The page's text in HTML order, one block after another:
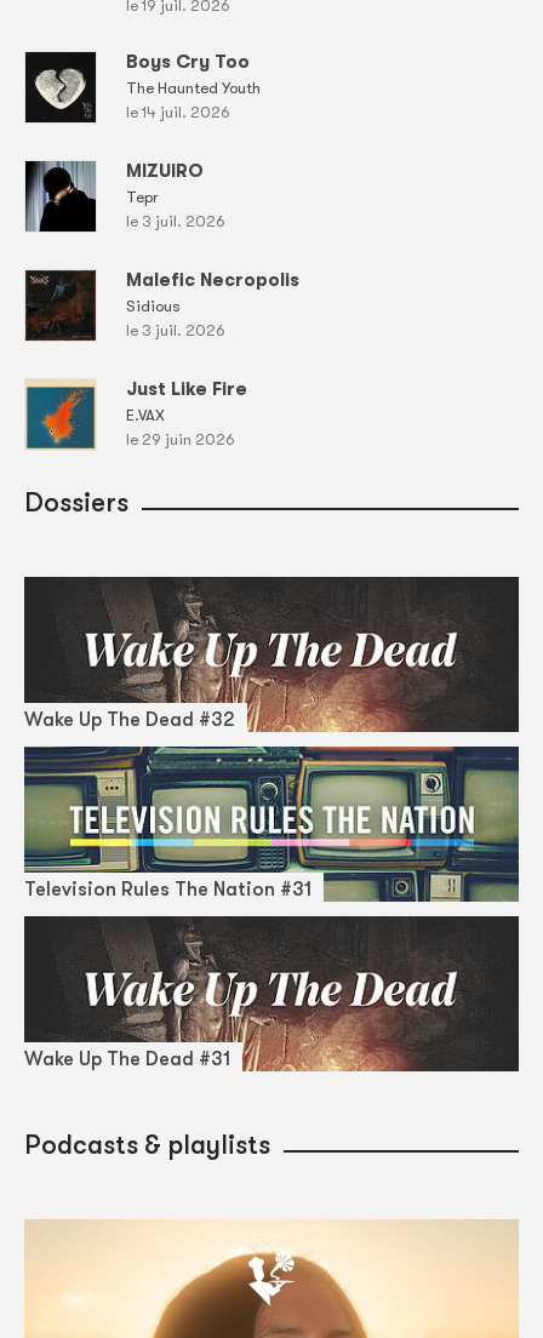
le 19 juil. 2026
Boys Cry Too
The Haunted Youth
le 14 juil. 2026
MIZUIRO
Tepr
le 3 juil. 2026
Malefic Necropolis
Sidious
le 3 juil. 2026
Just Like Fire
E.VAX
le 29 juin 2026
Dossiers
Wake Up The Dead #32
Television Rules The Nation #31
Wake Up The Dead #31
Podcasts & playlists